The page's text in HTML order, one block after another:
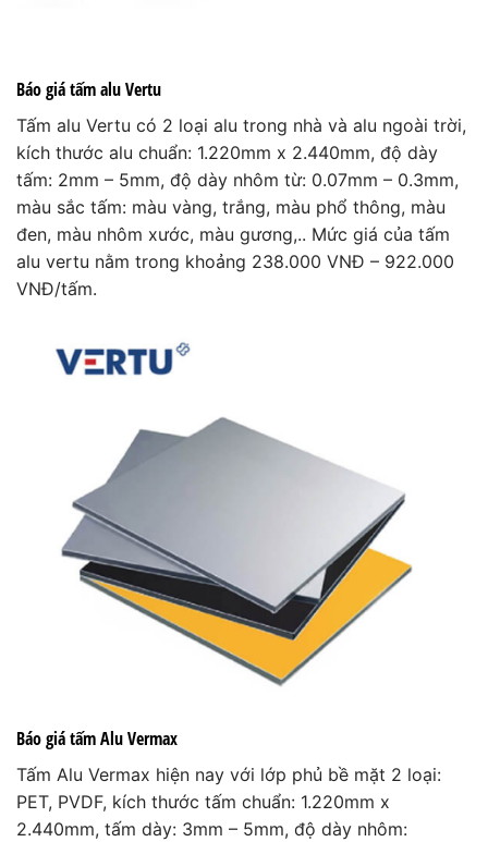
Báo giá tấm alu Vertu
Tấm alu Vertu có 2 loại alu trong nhà và alu ngoài trời,
kích thước alu chuẩn: 1.220mm x 2.440mm, độ dày
tấm: 2mm – 5mm, độ dày nhôm từ: 0.07mm – 0.3mm,
màu sắc tấm: màu vàng, trắng, màu phổ thông, màu
đen, màu nhôm xước, màu gương,.. Mức giá của tấm
alu vertu nằm trong khoảng 238.000 VNĐ – 922.000
VNĐ/tấm.
Báo giá tấm Alu Vermax
Tấm Alu Vermax hiện nay với lớp phủ bề mặt 2 loại:
PET, PVDF, kích thước tấm chuẩn: 1.220mm x
2.440mm, tấm dày: 3mm – 5mm, độ dày nhôm: